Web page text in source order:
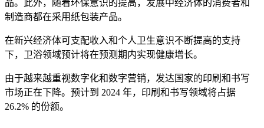
品。此外，随着环保意识的提高，发展中经济体的消费者和
制造商都在采用纸包装产品。
在新兴经济体可支配收入和个人卫生意识不断提高的支持
下，卫浴领域预计将在预测期内实现健康增长。
由于越来越重视数字化和数字营销，发达国家的印刷和书写
市场正在下降。预计到 2024 年，印刷和书写领域将占据
26.2% 的份额。